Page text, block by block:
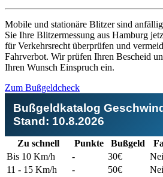
Punkte in Flensburg
Zeugenfragebogen
§ 55 OWiG
§ 67 OWiG
Lasermessungen
A3 - Solingen
Berlin - Schönhauser Allee
Bremen - Lloydstraße
Hamburg - Behringstraße
Köln - Aachener Straße
Köln - Innere Kanalstraße
Köln - Riehler Straße
Zum
Mobile und stationäre Blitzer sind
Sie Ihre Blitzermessung aus Hamburg
für Verkehrsrecht überprüfen und
Fahrverbot. Wir prüfen Ihren Bescheid
Ihren Wunsch Einspruch ein.
Zum Bußgeldcheck
Bußgeldkatalog
Stand: 10.8.2026
Zu schnell Punkte Buß­geld
Bis 10 Km/h - 30€
11 - 15 Km/h - 50€